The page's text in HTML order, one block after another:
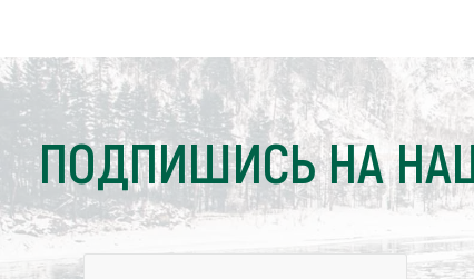
ПОДПИШИСЬ НА